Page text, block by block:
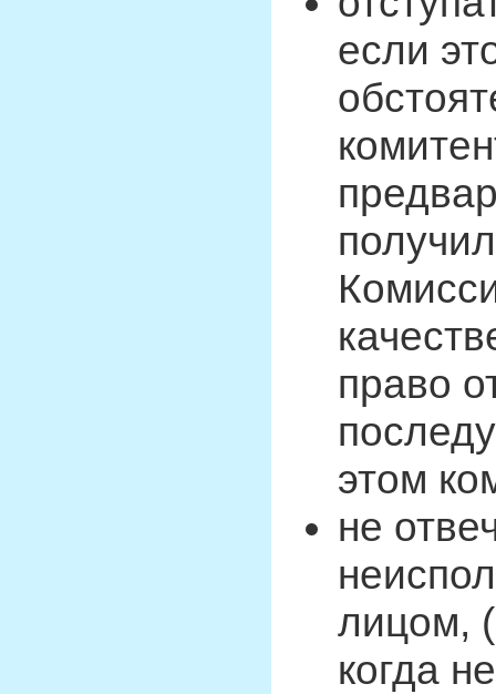
если
право
этом
не
лицом,
когда